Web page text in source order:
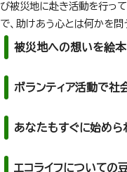
び被災地に赴き活動を行っ
で、助けあう心とは何かを問
被災地への想いを絵
ボランティア活動で社
あなたもすぐに始め
エコライフについての